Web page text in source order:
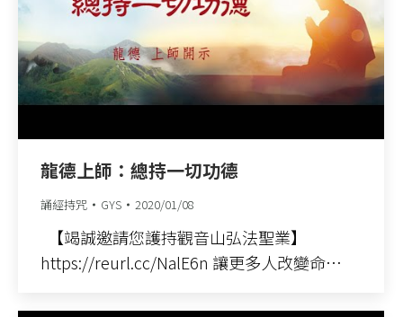
龍德上師：總持一切功德
誦經持咒 GYS 2020/01/08
【竭誠邀請您護持觀音山弘法聖業】
https://reurl.cc/NalE6n 讓更多人改變命…